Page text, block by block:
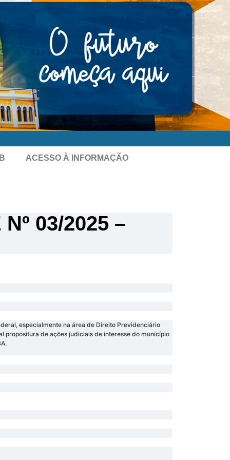
ACESSO À INFORMAÇÃO
03/2025 –
especialmente na área de Direito Previdenciário
propositura de ações judiciais de interesse do município